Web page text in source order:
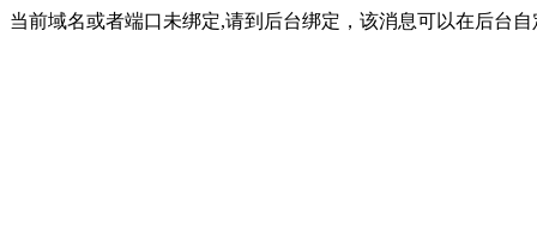
当前域名或者端口未绑定,请到后台绑定，该消息可以在后台自